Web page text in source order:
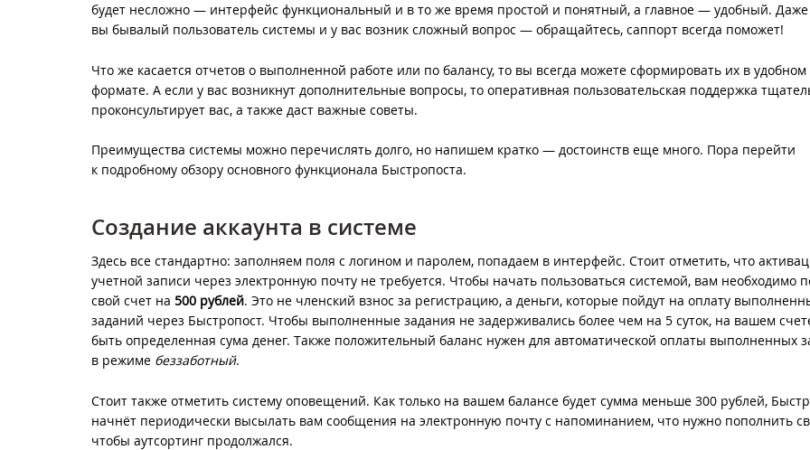
будет несложно — интерфейс функциональный и в то же время простой и понятный, а главное — удобный. Даже
вы бывалый пользователь системы и у вас возник сложный вопрос — обращайтесь, саппорт всегда поможет!
Что же касается отчетов о выполненной работе или по балансу, то вы всегда можете сформировать их в удобном
формате. А если у вас возникнут дополнительные вопросы, то оперативная пользовательская поддержка
проконсультирует вас, а также даст важные советы.
Преимущества системы можно перечислять долго, но напишем кратко — достоинств еще много. Пора перейти
к подробному обзору основного функционала Быстропоста.
Создание аккаунта в системе
Здесь все стандартно: заполняем поля с логином и паролем, попадаем в интерфейс. Стоит отметить, что
учетной записи через электронную почту не требуется. Чтобы начать пользоваться системой, вам необходимо
свой счет на 500 рублей. Это не членский взнос за регистрацию, а деньги, которые пойдут на оплату
заданий через Быстропост. Чтобы выполненные задания не задерживались более чем на 5 суток, на вашем
быть определенная сума денег. Также положительный баланс нужен для автоматической оплаты выполненных
в режиме беззаботный.
Стоит также отметить систему оповещений. Как только на вашем балансе будет сумма меньше 300 рублей,
начнёт периодически высылать вам сообщения на электронную почту с напоминанием, что нужно пополнить
чтобы аутсортинг продолжался.